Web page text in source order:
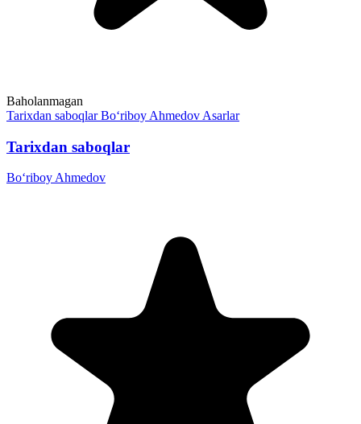
Baholanmagan
Tarixdan saboqlar Bo‘riboy Ahmedov Asarlar
Tarixdan saboqlar
Bo‘riboy Ahmedov